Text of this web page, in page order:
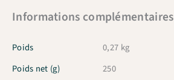
Informations complémentaires
Poids
0,27 kg
Poids net (g)
250